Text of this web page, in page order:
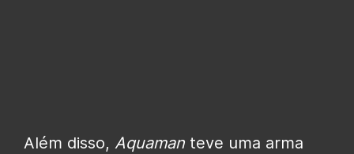
Além disso, Aquaman teve uma arma